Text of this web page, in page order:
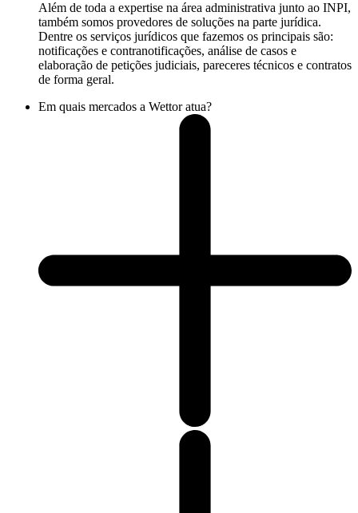
Além de toda a expertise na área administrativa junto ao INPI,
também somos provedores de soluções na parte jurídica.
Dentre os serviços jurídicos que fazemos os principais são:
notificações e contranotificações, análise de casos e
elaboração de petições judiciais, pareceres técnicos e contratos
de forma geral.
Em quais mercados a Wettor atua?